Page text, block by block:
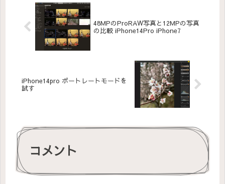
48MPのProRAW写真と12MPの写真
の比較 iPhone14Pro iPhone7
iPhone14pro ポートレートモードを
試す
コメント